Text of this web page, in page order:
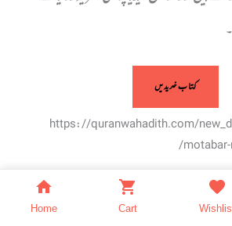
کتاب خریدیں
https://quranwahadith.com/
Previous Post
Home Cart